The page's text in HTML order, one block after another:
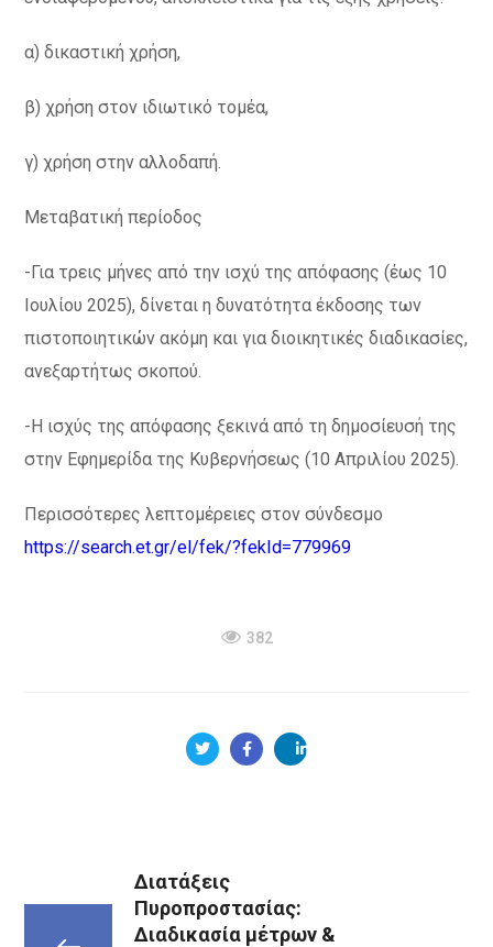
α) δικαστική χρήση,
β) χρήση στον ιδιωτικό τομέα,
γ) χρήση στην αλλοδαπή.
Μεταβατική περίοδος
-Για τρεις μήνες από την ισχύ της απόφασης (έως 10
Ιουλίου 2025), δίνεται η δυνατότητα έκδοσης των
πιστοποιητικών ακόμη και για διοικητικές διαδικασίες,
ανεξαρτήτως σκοπού.
-Η ισχύς της απόφασης ξεκινά από τη δημοσίευσή της
στην Εφημερίδα της Κυβερνήσεως (10 Απριλίου 2025).
Περισσότερες λεπτομέρειες στον σύνδεσμο
https://search.et.gr/el/fek/?fekId=779969
382
Διατάξεις
Πυροπροστασίας:
Διαδικασία μέτρων &